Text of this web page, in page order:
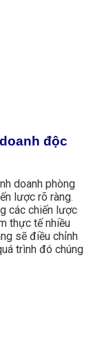
độc
doanh phòng
lược rõ ràng.
các chiến lược
thực tế nhiều
sẽ điều chỉnh
trình đó chúng